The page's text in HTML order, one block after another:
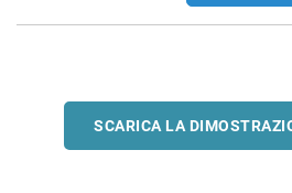
SCARICA LA